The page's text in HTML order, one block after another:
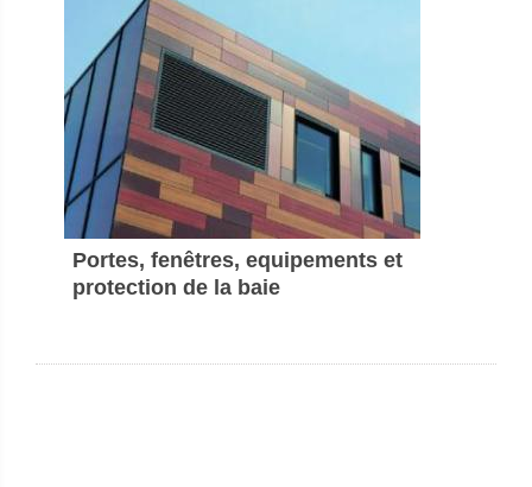
Portes, fenêtres, equipements et
protection de la baie